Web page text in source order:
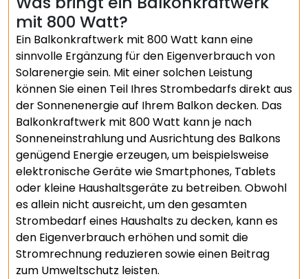
mit 800 Watt?
Ein Balkonkraftwerk mit 800 Watt kann eine
sinnvolle Ergänzung für den Eigenverbrauch von
Solarenergie sein. Mit einer solchen Leistung
können Sie einen Teil Ihres Strombedarfs direkt aus
der Sonnenenergie auf Ihrem Balkon decken. Das
Balkonkraftwerk mit 800 Watt kann je nach
Sonneneinstrahlung und Ausrichtung des Balkons
genügend Energie erzeugen, um beispielsweise
elektronische Geräte wie Smartphones, Tablets
oder kleine Haushaltsgeräte zu betreiben. Obwohl
es allein nicht ausreicht, um den gesamten
Strombedarf eines Haushalts zu decken, kann es
den Eigenverbrauch erhöhen und somit die
Stromrechnung reduzieren sowie einen Beitrag
zum Umweltschutz leisten.